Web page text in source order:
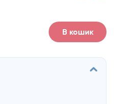
В кошик